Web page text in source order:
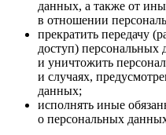
данных, а также от
в отношении
прекратить передачу
доступ) персональных
и уничтожить
и случаях,
данных;
исполнять иные
о персональных